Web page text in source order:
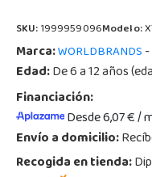
SKU:1999959096Modelo:
Marca:WORLDBRANDS-
Edad:De 6 a 12 años
Financiación:
Desde 6,07 € /
Envío a domicilio:
Recogida en tienda: